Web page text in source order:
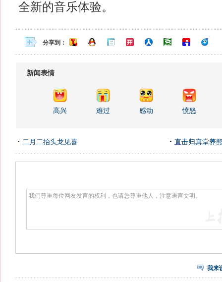
全新的音乐体验。
分享到：
新闻表情
高兴 难过 感动 愤怒
二月二抬头龙见喜 直击归真堂养
我来